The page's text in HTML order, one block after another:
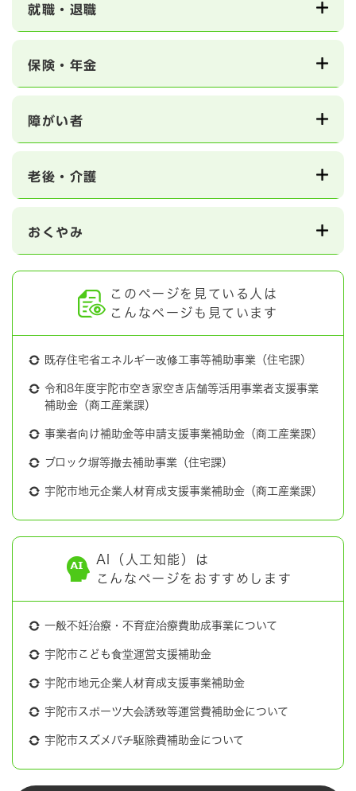
就職・退職
保険・年金
障がい者
老後・介護
おくやみ
このページを見ている人は
こんなページも見ています
既存住宅省エネルギー改修工事等補助事業（住宅課）
令和8年度宇陀市空き家空き店舗等活用事業者支援事業
補助金（商工産業課）
事業者向け補助金等申請支援事業補助金（商工産業課）
ブロック塀等撤去補助事業（住宅課）
宇陀市地元企業人材育成支援事業補助金（商工産業課）
AI（人工知能）は
こんなページをおすすめします
一般不妊治療・不育症治療費助成事業について
宇陀市こども食堂運営支援補助金
宇陀市地元企業人材育成支援事業補助金
宇陀市スポーツ大会誘致等運営費補助金について
宇陀市スズメバチ駆除費補助金について